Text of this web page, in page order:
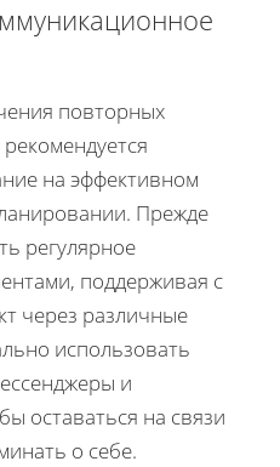
повторных
на эффективном
Прежде
регулярное
поддерживая с
через различные
использовать
и
оставаться на связи
о себе.